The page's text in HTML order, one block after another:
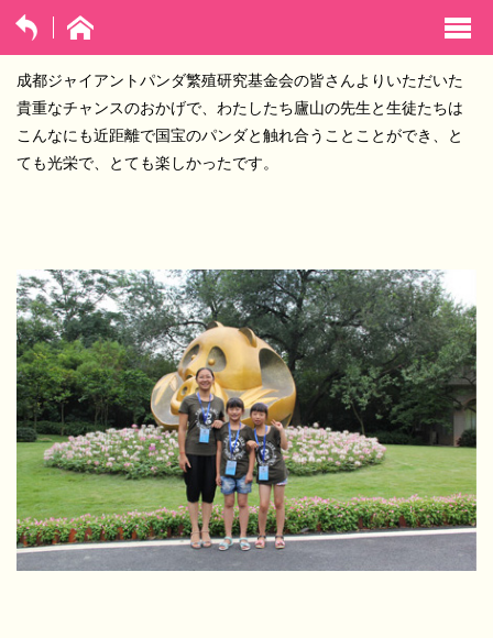
成都ジャイアントパンダ繁殖研究基金会の皆さんよりいただいた
貴重なチャンスのおかげで、わたしたち廬山の先生と生徒たちは
こんなにも近距離で国宝のパンダと触れ合うことことができ、と
ても光栄で、とても楽しかったです。